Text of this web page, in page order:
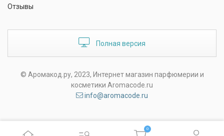
Отзывы
Полная версия
© Аромакод.ру, 2023, Интернет магазин парфюмерии и
косметики Aromacode.ru
info@aromacode.ru
0